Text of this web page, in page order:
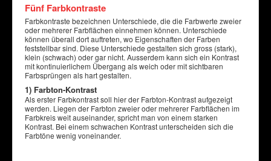
Fünf Farbkontraste
Farbkontraste bezeichnen Unterschiede, die die Farbwerte zweier
oder mehrerer Farbflächen einnehmen können. Unterschiede
können überall dort auftreten, wo Eigenschaften der Farben
feststellbar sind. Diese Unterschiede gestalten sich gross (stark),
klein (schwach) oder gar nicht. Ausserdem kann sich ein Kontrast
mit kontinuierlichem Übergang als weich oder mit sichtbaren
Farbsprüngen als hart gestalten.
1) Farbton-Kontrast
Als erster Farbkontrast soll hier der Farbton-Kontrast aufgezeigt
werden. Liegen der Farbton zweier oder mehrerer Farbflächen im
Farbkreis weit auseinander, spricht man von einem starken
Kontrast. Bei einem schwachen Kontrast unterscheiden sich die
Farbtöne wenig voneinander.